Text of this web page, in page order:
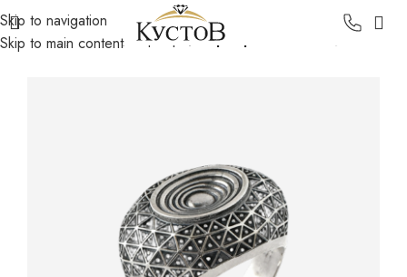
Skip to navigation
Skip to main content
Главная Каталог Серебро Серебряные кольца